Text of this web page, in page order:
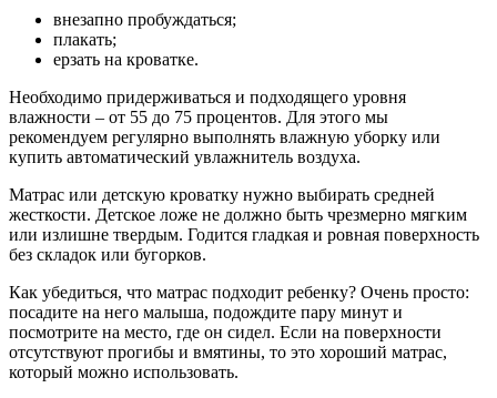
внезапно пробуждаться;
плакать;
ерзать на кроватке.
Необходимо придерживаться и подходящего уровня
влажности – от 55 до 75 процентов. Для этого мы
рекомендуем регулярно выполнять влажную уборку или
купить автоматический увлажнитель воздуха.
Матрас или детскую кроватку нужно выбирать средней
жесткости. Детское ложе не должно быть чрезмерно мягким
или излишне твердым. Годится гладкая и ровная поверхность
без складок или бугорков.
Как убедиться, что матрас подходит ребенку? Очень просто:
посадите на него малыша, подождите пару минут и
посмотрите на место, где он сидел. Если на поверхности
отсутствуют прогибы и вмятины, то это хороший матрас,
который можно использовать.